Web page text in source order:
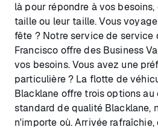
là pour répondre à vos
taille ou leur taille. Vous
fête ? Notre service de service
Francisco offre des Business
vos besoins. Vous avez une
particulière ? La flotte de
Blacklane offre trois options au
standard de qualité Blacklane,
n'importe où. Arrivée